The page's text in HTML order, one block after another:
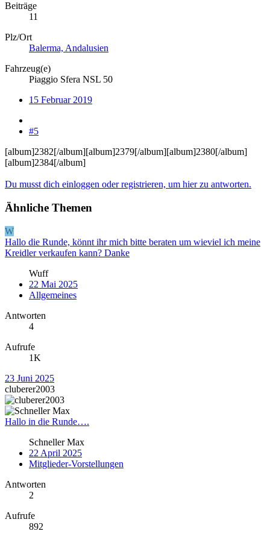
Beiträge
11
Plz/Ort
Balerma, Andalusien
Fahrzeug(e)
Piaggio Sfera NSL 50
15 Februar 2019
#5
[album]2382[/album][album]2379[/album][album]2380[/album]
[album]2384[/album]
Du musst dich einloggen oder registrieren, um hier zu antworten.
Ähnliche Themen
W
Hallo die Runde, könnt ihr mich bitte beraten um wieviel ich meine
Kreidler verkaufen kann? Danke
Wuff
22 Mai 2025
Allgemeines
Antworten
4
Aufrufe
1K
23 Juni 2025
cluberer2003
Hallo in die Runde….
Schneller Max
22 April 2025
Mitglieder-Vorstellungen
Antworten
2
Aufrufe
892